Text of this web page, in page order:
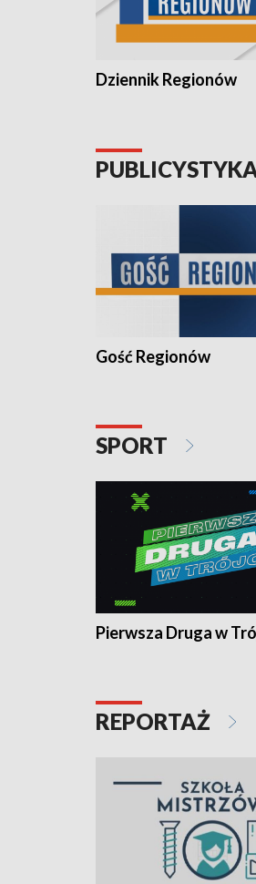
Dziennik Regionów
Gość Regionów
SPORT
Pierwsza Druga w
REPORTAŻ